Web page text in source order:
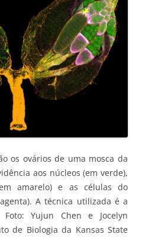
os ovários de uma mosca da
aos núcleos (em verde),
amarelo) e as células do
A técnica utilizada é a
Yujun Chen e Jocelyn
de Biologia da Kansas State